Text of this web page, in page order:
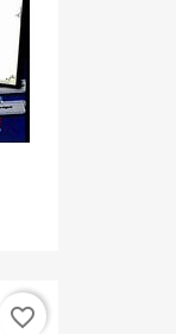
favorite_border